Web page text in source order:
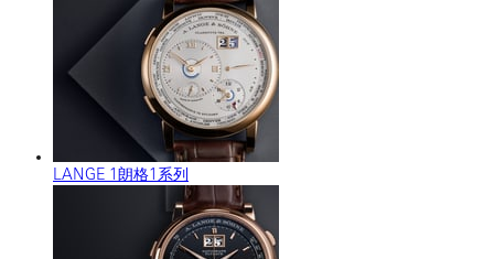
LANGE 1朗格1系列